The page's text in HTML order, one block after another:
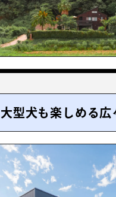
大型犬も楽しめる